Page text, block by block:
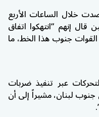
خلال الساعات الأربع
إنهم “انتهكوا اتفاق
جنوب هذا الخط، ما
عبر تنفيذ ضربات
لبنان، مشيراً إلى أن